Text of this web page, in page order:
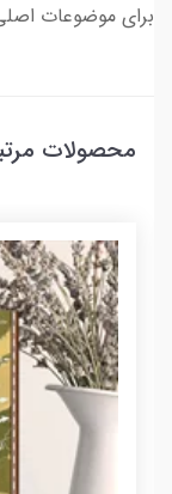
برای موضوعات
محصولات